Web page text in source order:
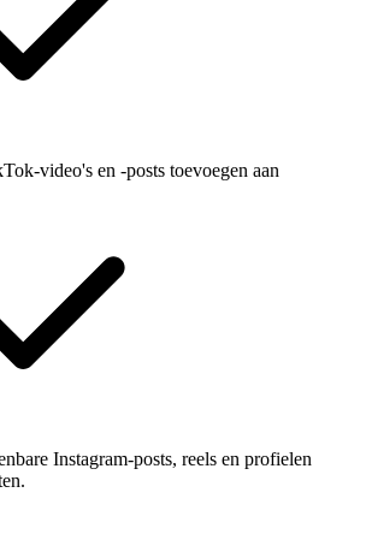
video's en -posts toevoegen aan
Instagram-posts, reels en profielen